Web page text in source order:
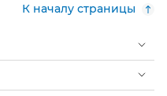
К началу страницы